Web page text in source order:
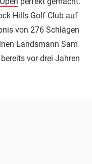
Hills Golf Club auf
von 276 Schlägen
Landsmann Sam
vor drei Jahren